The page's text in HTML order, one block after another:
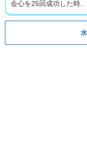
会心を25回成功した時